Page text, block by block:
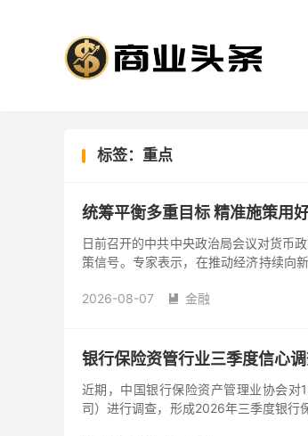
标签：重点
统筹平衡多重目标 精准施策用
日前召开的中共中央政治局会议对货币
策信号。专家表示，在推动经济持续向
小微企业等重点领域补短板。与此同时
2026-08-07  金融
银行保险资管行业三季度信心
近期，中国银行保险资产管理业协会
司）进行调查，形成2026年三季度银行